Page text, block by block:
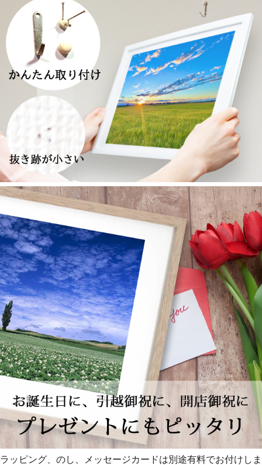
ラッピング、のし、メッセージカードは別途有料でお付けしま